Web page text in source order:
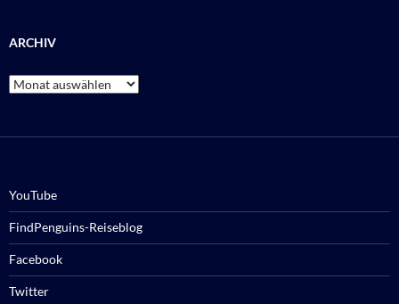
ARCHIV
Archiv
YouTube
FindPenguins-Reiseblog
Facebook
Twitter